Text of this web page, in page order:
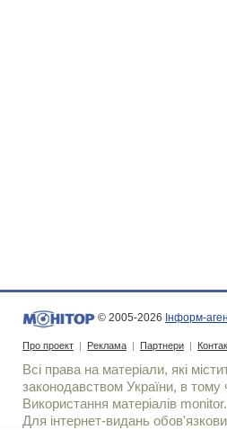
© 2005-2026 Інформ-
Про проект | Реклама | Партнери |
Всі права на матеріали, які
законодавством України, в тому
Використання матерiалiв
Для iнтернет-видань